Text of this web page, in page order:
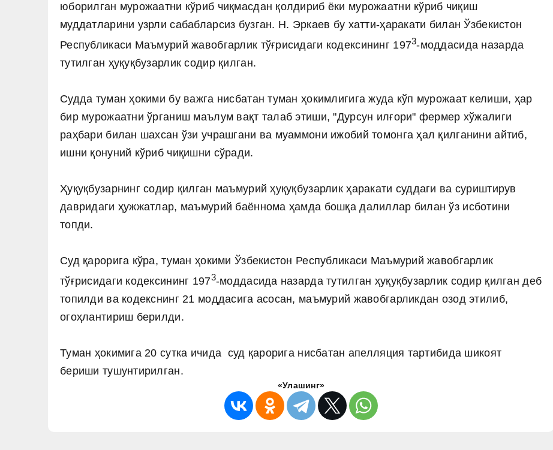
юборилган мурожаатни кўриб чиқмасдан қолдириб ёки мурожаатни кўриб чиқиш
муддатларини узрли сабабларсиз бузган. Н. Эркаев бу хатти-ҳаракати билан Ўзбекистон
Республикаси Маъмурий жавобгарлик тўғрисидаги кодексининг 1973-моддасида назарда
тутилган ҳуқуқбузарлик содир қилган.
Судда туман ҳокими бу важга нисбатан туман ҳокимлигига жуда кўп мурожаат келиши, ҳар
бир мурожаатни ўрганиш маълум вақт талаб этиши, "Дурсун илғори" фермер хўжалиги
раҳбари билан шахсан ўзи учрашгани ва муаммони ижобий томонга ҳал қилганини айтиб,
ишни қонуний кўриб чиқишни сўради.
Ҳуқуқбузарнинг содир қилган маъмурий ҳуқуқбузарлик ҳаракати суддаги ва суриштирув
давридаги ҳужжатлар, маъмурий баённома ҳамда бошқа далиллар билан ўз исботини
топди.
Суд қарорига кўра, туман ҳокими Ўзбекистон Республикаси Маъмурий жавобгарлик
тўғрисидаги кодексининг 1973-моддасида назарда тутилган ҳуқуқбузарлик содир қилган деб
топилди ва кодекснинг 21 моддасига асосан, маъмурий жавобгарликдан озод этилиб,
огоҳлантириш берилди.
Туман ҳокимига 20 сутка ичида суд қарорига нисбатан апелляция тартибида шикоят
бериши тушунтирилган.
«Улашинг»